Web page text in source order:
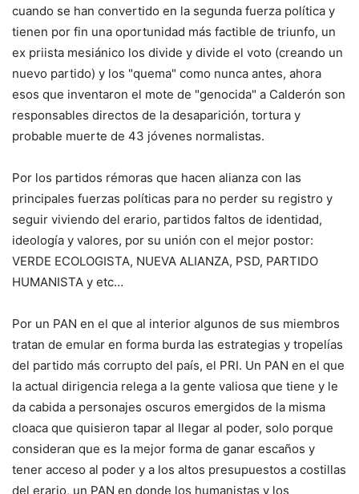
cuando se han convertido en la segunda fuerza política y
tienen por fin una oportunidad más factible de triunfo, un
ex priista mesiánico los divide y divide el voto (creando un
nuevo partido) y los "quema" como nunca antes, ahora
esos que inventaron el mote de "genocida" a Calderón son
responsables directos de la desaparición, tortura y
probable muerte de 43 jóvenes normalistas.
Por los partidos rémoras que hacen alianza con las
principales fuerzas políticas para no perder su registro y
seguir viviendo del erario, partidos faltos de identidad,
ideología y valores, por su unión con el mejor postor:
VERDE ECOLOGISTA, NUEVA ALIANZA, PSD, PARTIDO
HUMANISTA y etc…
Por un PAN en el que al interior algunos de sus miembros
tratan de emular en forma burda las estrategias y tropelías
del partido más corrupto del país, el PRI. Un PAN en el que
la actual dirigencia relega a la gente valiosa que tiene y le
da cabida a personajes oscuros emergidos de la misma
cloaca que quisieron tapar al llegar al poder, solo porque
consideran que es la mejor forma de ganar escaños y
tener acceso al poder y a los altos presupuestos a costillas
del erario, un PAN en donde los humanistas y los